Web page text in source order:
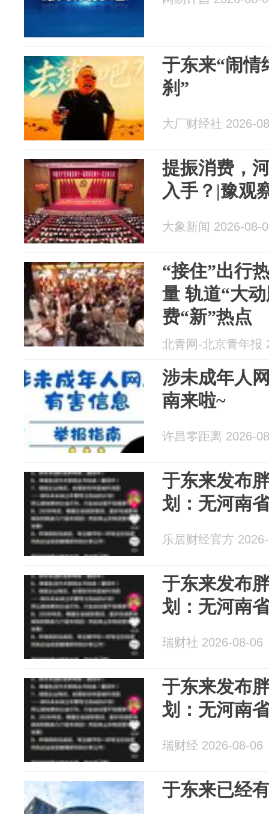
于东来“闹情
刹”
大厂财经社 2026-
提振消费，
入手？|豫观
大象新闻 2026-08-
“接住”出行
量 轨道“大
费“新”热点
北青网-北京青年报
涉未成年人
南来啦~
许昌零距离 2026-
于东来发布
划：无河南
乐居财经官方
于东来发布
划：无河南
瑞财社 2026-08-06
于东来发布
划：无河南
瑞财经 2026-08-06
于东来已经